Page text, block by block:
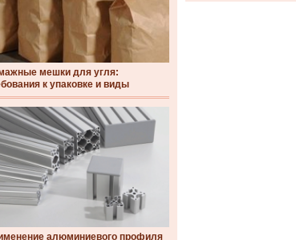
мешки для угля:
к упаковке и виды
алюминиевого профиля